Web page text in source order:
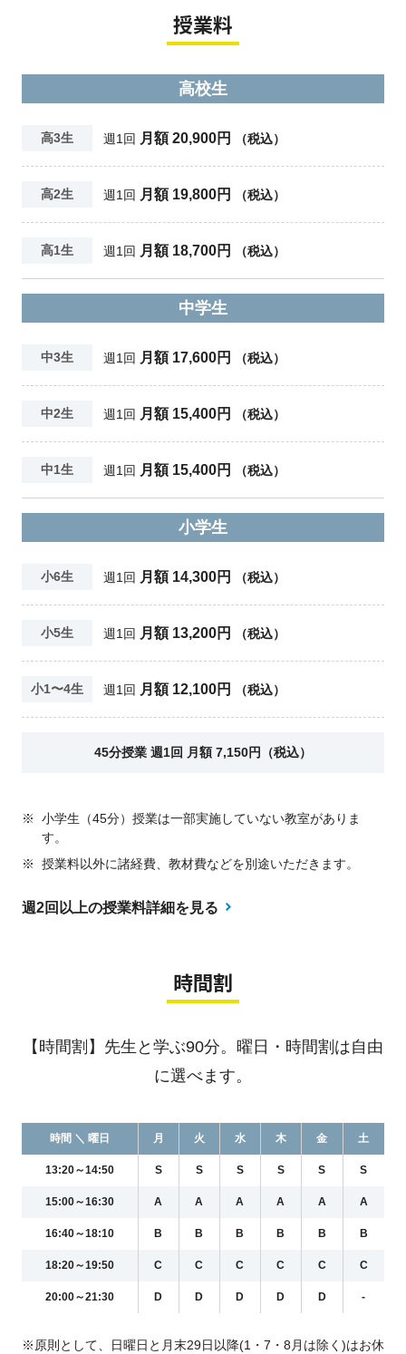
授業料
高校生
高3生 週1回 月額 20,900円 （税込）
高2生 週1回 月額 19,800円 （税込）
高1生 週1回 月額 18,700円 （税込）
中学生
中3生 週1回 月額 17,600円 （税込）
中2生 週1回 月額 15,400円 （税込）
中1生 週1回 月額 15,400円 （税込）
小学生
小6生 週1回 月額 14,300円 （税込）
小5生 週1回 月額 13,200円 （税込）
小1〜4生 週1回 月額 12,100円 （税込）
45分授業 週1回 月額 7,150円（税込）
※
小学生（45分）授業は一部実施していない教室がありま
す。
※
授業料以外に諸経費、教材費などを別途いただきます。
週2回以上の授業料詳細を見る
時間割
【時間割】先生と学ぶ90分。曜日・時間割は自由
に選べます。
時間 ＼ 曜日 月 火 水 木 金 土
13:20～14:50 S S S S S S
15:00～16:30 A A A A A A
16:40～18:10 B B B B B B
18:20～19:50 C C C C C C
20:00～21:30 D D D D D -
※原則として、日曜日と月末29日以降(1・7・8月は除く)はお休